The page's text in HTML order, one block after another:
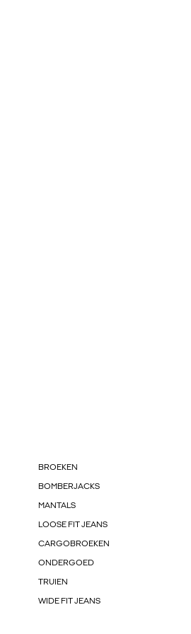
BROEKEN
BOMBERJACKS
MANTALS
LOOSE FIT JEANS
CARGOBROEKEN
ONDERGOED
TRUIEN
WIDE FIT JEANS